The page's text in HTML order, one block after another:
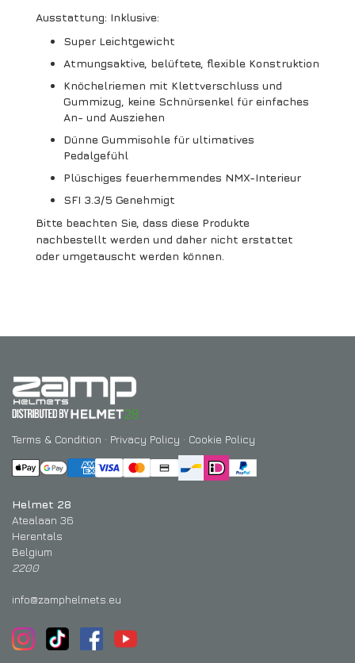
Ausstattung: Inklusive:
Super Leichtgewicht
Atmungsaktive, belüftete, flexible Konstruktion
Knöchelriemen mit Klettverschluss und
Gummizug, keine Schnürsenkel für einfaches
An- und Ausziehen
Dünne Gummisohle für ultimatives
Pedalgefühl
Plüschiges feuerhemmendes NMX-Interieur
SFI 3.3/5 Genehmigt
Bitte beachten Sie, dass diese Produkte
nachbestellt werden und daher nicht erstattet
oder umgetauscht werden können.
Terms & Condition · Privacy Policy · Cookie Policy
Helmet 28
Atealaan 36
Herentals
Belgium
2200
info@zamphelmets.eu